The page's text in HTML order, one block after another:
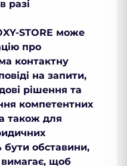
разі
STORE може
про
контактну
на запити,
рішення та
компетентних
також для
обставини,
вимагає, щоб